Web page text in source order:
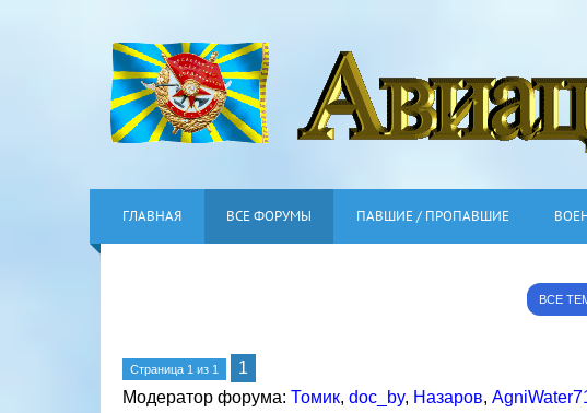
ГЛАВНАЯ ВСЕ ФОРУМЫ ПАВШИЕ / ПРОПАВШИЕ
ВСЕ
Страница 1 из 1
1
Модератор форума: Томик, doc_by, Назаров,